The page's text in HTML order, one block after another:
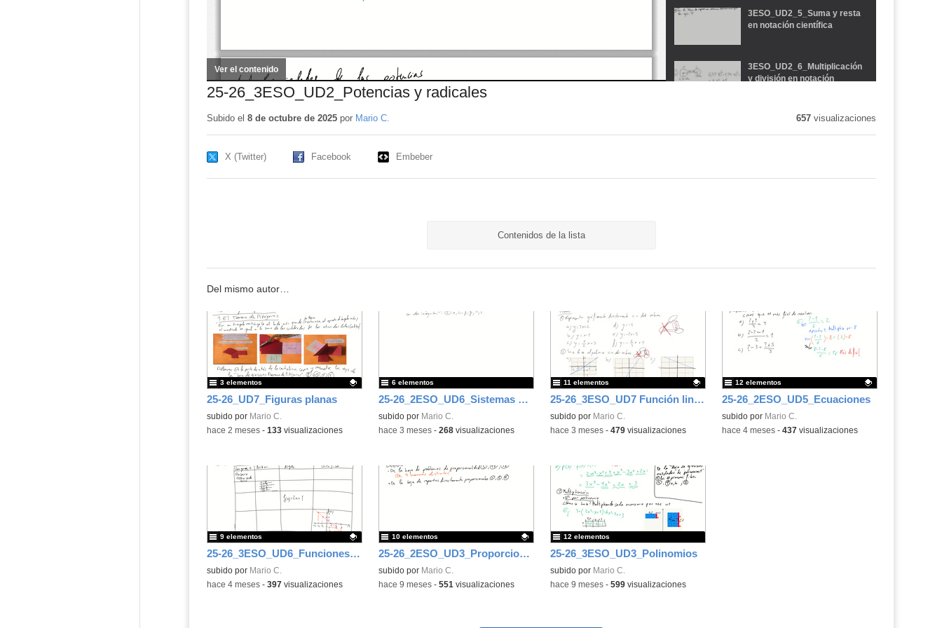
Ver el contenido(ventana
nueva)
3ESO_UD2_5_Suma y resta
en notación científica
3ESO_UD2_6_Multiplicación
y división en notación
3ESO_UD2_7_Problemas de
3ESO_UD2_11_Simplificación
de radicales con la
fiesta_Sumas y restas de
3ESO_UD2_12_Producto de
25-26_3ESO_UD2_Potencias y radicales
Subido el 8 de octubre de 2025por Mario C. 657visualizaciones
X (Twitter) Facebook Embeber
Contenidos de la lista
Del mismo autor…
25-26_UD7_Figuras planas
Contenido educativo.
subido por Mario C.
3 elementos
-hace 2 meses- 133visualizaciones
25-26_2ESO_UD6_Sistemas de ecuaciones
subido por Mario C.
6 elementos
-hace 3 meses- 268visualizaciones
25-26_3ESO_UD7 Función lineal y cuadrática
Contenido educativo.
subido por Mario C.
11 elementos
-hace 3 meses- 479visualizaciones
25-26_2ESO_UD5_Ecuaciones
Contenido educativo.
subido por Mario C.
12 elementos
-hace 4 meses- 437visualizaciones
25-26_3ESO_UD6_Funciones y gráficas
Contenido educativo.
subido por Mario C.
9 elementos
-hace 4 meses- 397visualizaciones
25-26_2ESO_UD3_Proporcionalidad y porcentajes
Contenido educativo.
subido por Mario C.
10 elementos
-hace 9 meses- 551 visualizaciones
25-26_3ESO_UD3_Polinomios
subido por Mario C.
12 elementos
-hace 9 meses- 599visualizaciones